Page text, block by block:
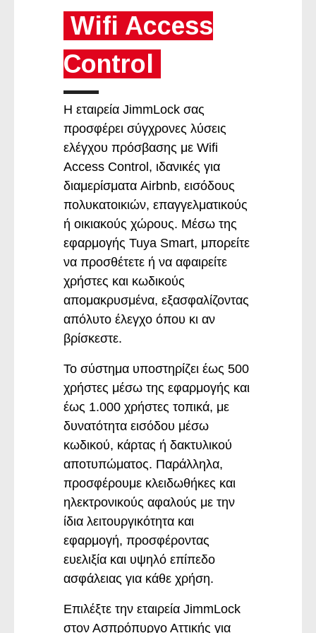
Wifi Access
Control
Η εταιρεία JimmLock σας
προσφέρει σύγχρονες λύσεις
ελέγχου πρόσβασης με Wifi
Access Control, ιδανικές για
διαμερίσματα Airbnb, εισόδους
πολυκατοικιών, επαγγελματικούς
ή οικιακούς χώρους. Μέσω της
εφαρμογής Tuya Smart, μπορείτε
να προσθέτετε ή να αφαιρείτε
χρήστες και κωδικούς
απομακρυσμένα, εξασφαλίζοντας
απόλυτο έλεγχο όπου κι αν
βρίσκεστε.
Το σύστημα υποστηρίζει έως 500
χρήστες μέσω της εφαρμογής και
έως 1.000 χρήστες τοπικά, με
δυνατότητα εισόδου μέσω
κωδικού, κάρτας ή δακτυλικού
αποτυπώματος. Παράλληλα,
προσφέρουμε κλειδωθήκες και
ηλεκτρονικούς αφαλούς με την
ίδια λειτουργικότητα και
εφαρμογή, προσφέροντας
ευελιξία και υψηλό επίπεδο
ασφάλειας για κάθε χρήση.
Επιλέξτε την εταιρεία JimmLock
στον Ασπρόπυργο Αττικής για